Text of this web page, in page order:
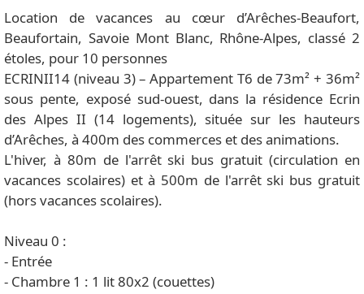
Location de vacances au cœur d’Arêches-Beaufort,
Beaufortain, Savoie Mont Blanc, Rhône-Alpes, classé 2
étoles, pour 10 personnes
ECRINII14 (niveau 3) – Appartement T6 de 73m² + 36m²
sous pente, exposé sud-ouest, dans la résidence Ecrin
des Alpes II (14 logements), située sur les hauteurs
d’Arêches, à 400m des commerces et des animations.
L'hiver, à 80m de l'arrêt ski bus gratuit (circulation en
vacances scolaires) et à 500m de l'arrêt ski bus gratuit
(hors vacances scolaires).
Niveau 0 :
- Entrée
- Chambre 1 : 1 lit 80x2 (couettes)